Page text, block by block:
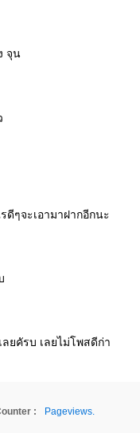
จุน
ดีๆจะเอามาฝากอีกนะ
ยคัรบ เลยไม่โพสดีก่า
:
Pageviews.